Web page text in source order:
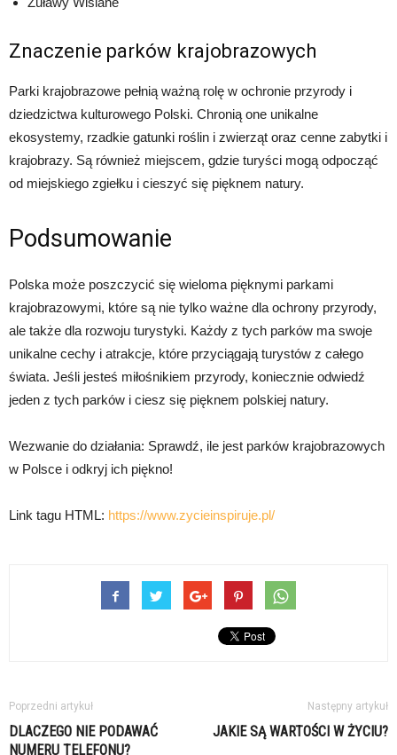
Znaczenie parków krajobrazowych
Parki krajobrazowe pełnią ważną rolę w ochronie przyrody i
dziedzictwa kulturowego Polski. Chronią one unikalne
ekosystemy, rzadkie gatunki roślin i zwierząt oraz cenne zabytki i
krajobrazy. Są również miejscem, gdzie turyści mogą odpocząć
od miejskiego zgiełku i cieszyć się pięknem natury.
Podsumowanie
Polska może poszczycić się wieloma pięknymi parkami
krajobrazowymi, które są nie tylko ważne dla ochrony przyrody,
ale także dla rozwoju turystyki. Każdy z tych parków ma swoje
unikalne cechy i atrakcje, które przyciągają turystów z całego
świata. Jeśli jesteś miłośnikiem przyrody, koniecznie odwiedź
jeden z tych parków i ciesz się pięknem polskiej natury.
Wezwanie do działania: Sprawdź, ile jest parków krajobrazowych
w Polsce i odkryj ich piękno!
Link tagu HTML: https://www.zycieinspiruje.pl/
Poprzedni artykuł
DLACZEGO NIE PODAWAĆ
NUMERU TELEFONU?
Następny artykuł
JAKIE SĄ WARTOŚCI W ŻYCIU?